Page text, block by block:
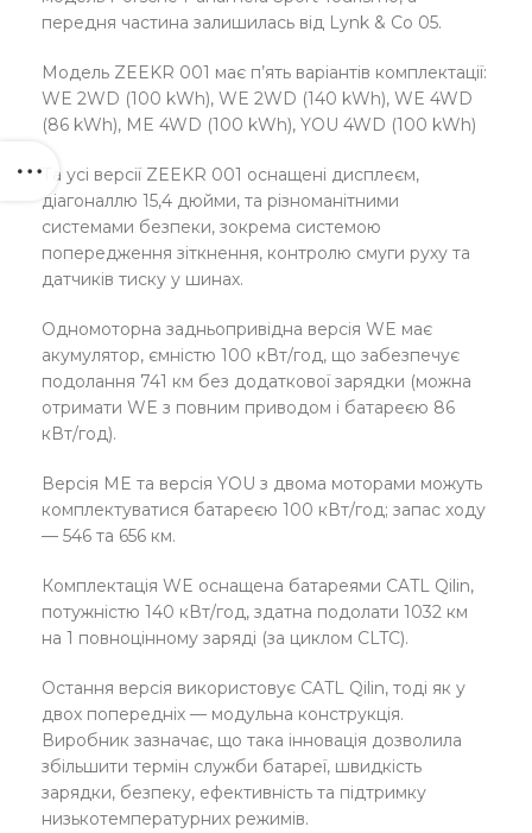
передня частина залишилась від Lynk & Co 05.
Модель ZEEKR 001 має п’ять варіантів комплектації:
WE 2WD (100 kWh), WE 2WD (140 kWh), WE 4WD
(86 kWh), ME 4WD (100 kWh), YOU 4WD (100 kWh)
Та усі версії ZEEKR 001 оснащені дисплеєм,
діагоналлю 15,4 дюйми, та різноманітними
системами безпеки, зокрема системою
попередження зіткнення, контролю смуги руху та
датчиків тиску у шинах.
Одномоторна задньопривідна версія WE має
акумулятор, ємністю 100 кВт/год, що забезпечує
подолання 741 км без додаткової зарядки (можна
отримати WE з повним приводом і батареєю 86
кВт/год).
Версія ME та версія YOU з двома моторами можуть
комплектуватися батареєю 100 кВт/год; запас ходу
— 546 та 656 км.
Комплектація WE оснащена батареями CATL Qilin,
потужністю 140 кВт/год, здатна подолати 1032 км
на 1 повноцінному заряді (за циклом CLTC).
Остання версія використовує CATL Qilin, тоді як у
двох попередніх — модульна конструкція.
Виробник зазначає, що така інновація дозволила
збільшити термін служби батареї, швидкість
зарядки, безпеку, ефективність та підтримку
низькотемпературних режимів.